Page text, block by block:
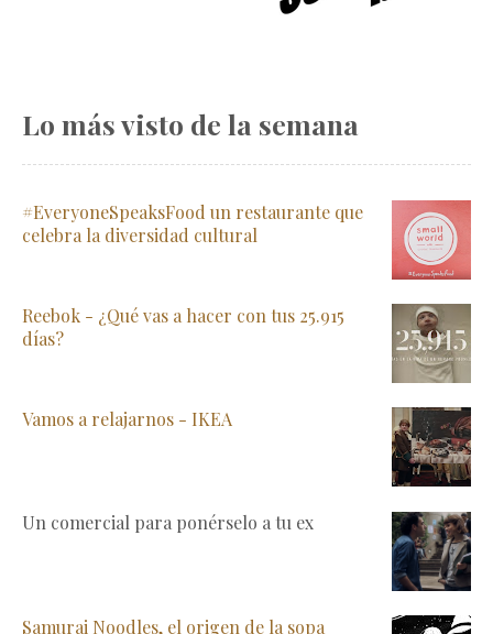
Lo más visto de la semana
#EveryoneSpeaksFood un restaurante que
celebra la diversidad cultural
Reebok - ¿Qué vas a hacer con tus 25.915
días?
Vamos a relajarnos - IKEA
Un comercial para ponérselo a tu ex
Samurai Noodles, el origen de la sopa